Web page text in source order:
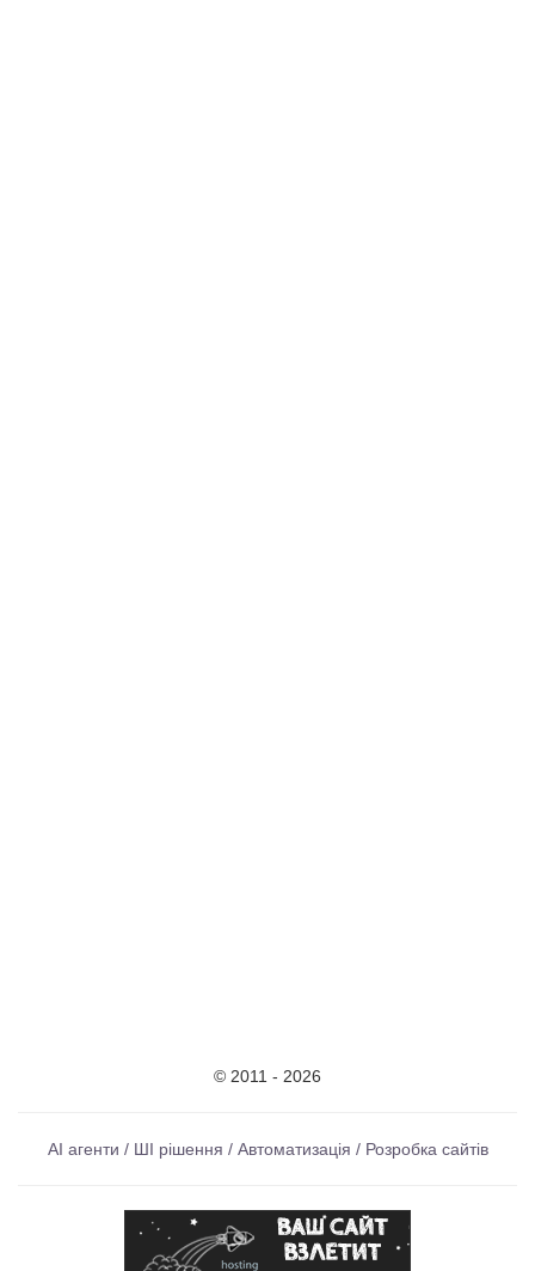
© 2011 - 2026
AI агенти / ШІ рішення / Автоматизація / Розробка сайтів